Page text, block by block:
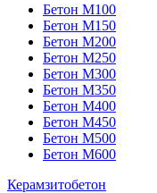
Бетон М100
Бетон М150
Бетон М200
Бетон М250
Бетон М300
Бетон М350
Бетон М400
Бетон М450
Бетон М500
Бетон М600
Керамзитобетон